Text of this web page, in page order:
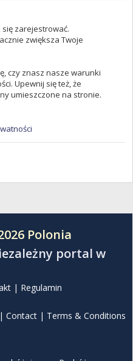
się zarejestrować.
zwiększa Twoje
czy znasz nasze warunki
Upewnij się też, że
umieszczone na stronie.
Polonia
portal w
| Regulamin
| Contact | Terms & Conditions